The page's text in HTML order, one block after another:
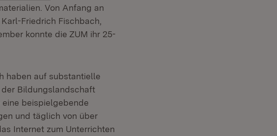
Von Anfang an
Friedrich Fischbach,
konnte die ZUM ihr 25-
haben auf substantielle
der Bildungslandschaft
beispielgebende
und täglich von über
Internet zum Unterrichten